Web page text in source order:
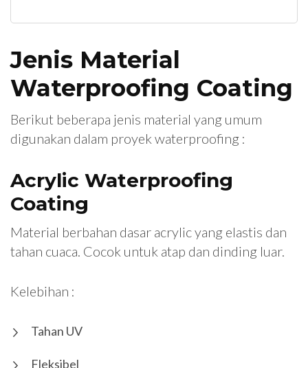
Jenis Material
Waterproofing Coating
Berikut beberapa jenis material yang umum
digunakan dalam proyek waterproofing :
Acrylic Waterproofing
Coating
Material berbahan dasar acrylic yang elastis dan
tahan cuaca. Cocok untuk atap dan dinding luar.
Kelebihan :
Tahan UV
Fleksibel